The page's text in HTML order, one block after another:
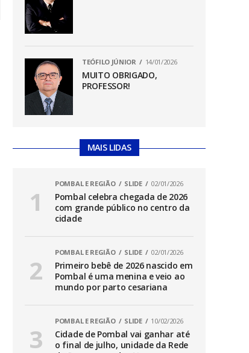
TEÓFILO JÚNIOR 14/01/2026
MUITO OBRIGADO,
PROFESSOR!
MAIS LIDAS
POMBAL E REGIÃO SLIDE 02/01/2026
Pombal celebra chegada de 2026
com grande público no centro da
cidade
POMBAL E REGIÃO SLIDE 02/01/2026
Primeiro bebê de 2026 nascido em
Pombal é uma menina e veio ao
mundo por parto cesariana
POMBAL E REGIÃO SLIDE 10/02/2026
Cidade de Pombal vai ganhar até
o final de julho, unidade da Rede